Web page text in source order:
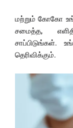
மற்றும் கோகோ
சமைத்த,
சாப்பிடுங்கள்.
தெரிவிக்கும்.